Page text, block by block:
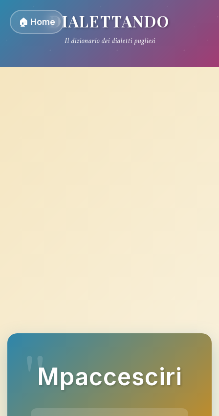
🏠 HomeDIALETTANDO
Il dizionario dei dialetti pugliesi
Mpaccesciri